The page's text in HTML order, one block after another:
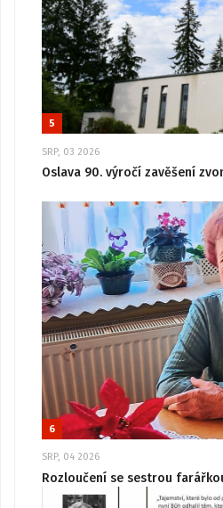
5
SRP, 03 2026
Oslava 90. výročí zavěšení
6
SRP, 04 2026
Rozloučení se sestrou